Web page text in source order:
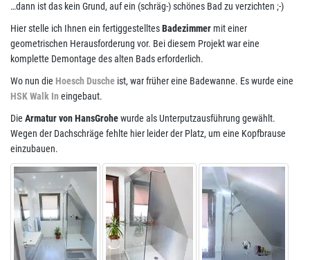
…dann ist das kein Grund, auf ein (schräg-) schönes Bad zu verzichten ;-)
Hier stelle ich Ihnen ein fertiggestelltesBadezimmer mit einer
geometrischen Herausforderung vor. Bei diesem Projekt war eine
komplette Demontage des alten Bads erforderlich.
Wo nun die Hoesch Dusche ist, war früher eine Badewanne. Es wurde eine
HSK Walk In eingebaut.
Die Armatur von HansGrohewurde als Unterputzausführung gewählt.
Wegen der Dachschräge fehlte hier leider der Platz, um eine Kopfbrause
einzubauen.